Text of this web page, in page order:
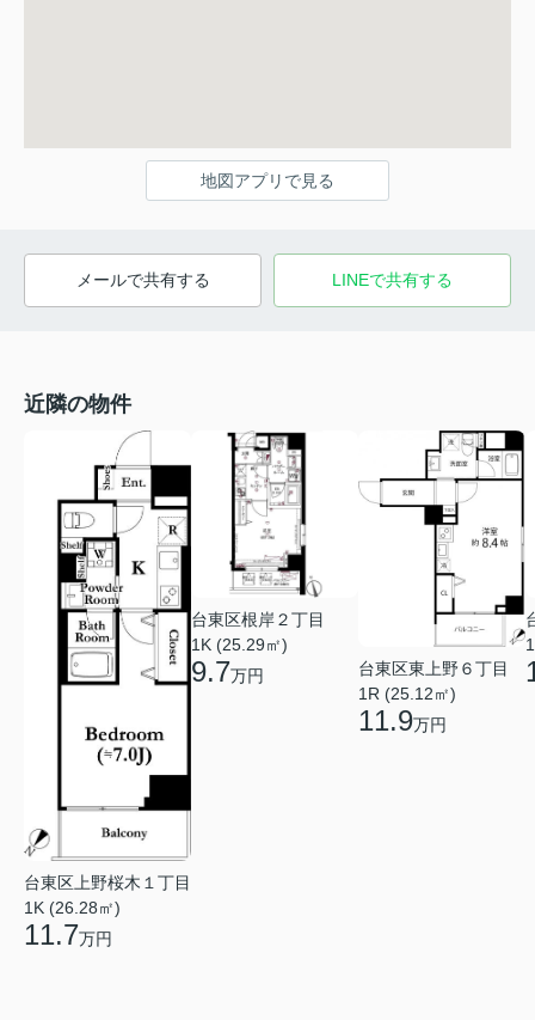
地図アプリで見る
メールで共有する LINEで共有する
近隣の物件
台東区上野桜木１丁目
1K (26.28㎡)
11.7万円
台東区根岸２丁目
1K (25.29㎡)
9.7万円
台東区東上野６丁目
1R (25.12㎡)
11.9万円